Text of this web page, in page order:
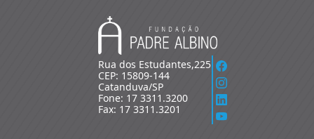
Rua dos Estudantes,225
CEP: 15809-144
Catanduva/SP
Fone: 17 3311.3200
Fax: 17 3311.3201